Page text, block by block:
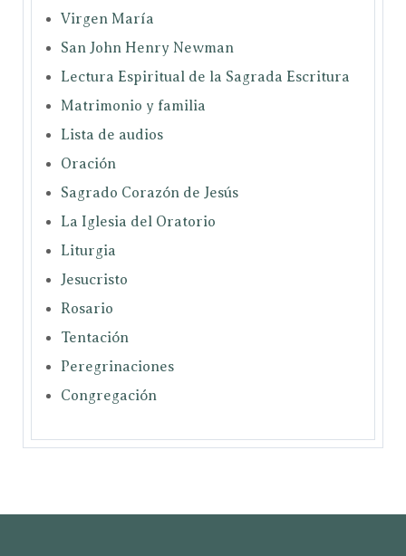
Virgen María
San John Henry Newman
Lectura Espiritual de la Sagrada Escritura
Matrimonio y familia
Lista de audios
Oración
Sagrado Corazón de Jesús
La Iglesia del Oratorio
Liturgia
Jesucristo
Rosario
Tentación
Peregrinaciones
Congregación